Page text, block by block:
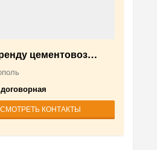
цементовоз…
КОНТАКТЫ